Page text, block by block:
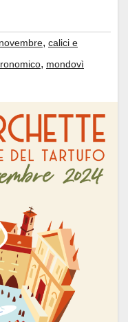
, calici e
, mondovì